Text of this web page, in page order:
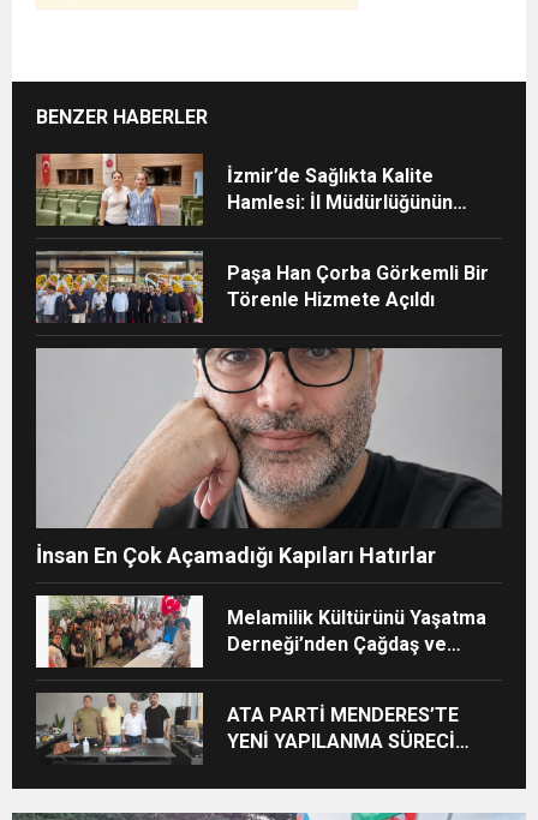
BENZER HABERLER
İzmir’de Sağlıkta Kalite
Hamlesi: İl Müdürlüğünün
Paşa Han Çorba Görkemli Bir
Törenle Hizmete Açıldı
İnsan En Çok Açamadığı Kapıları Hatırlar
Melamilik Kültürünü Yaşatma
Derneği’nden Çağdaş ve
ATA PARTİ MENDERES’TE
YENİ YAPILANMA SÜRECİ